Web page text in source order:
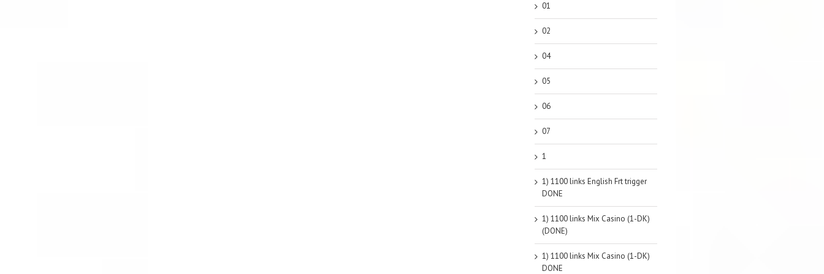
01
02
04
05
06
07
1
1) 1100 links English Frt trigger
DONE
1) 1100 links Mix Casino (1-DK)
(DONE)
1) 1100 links Mix Casino (1-DK)
DONE